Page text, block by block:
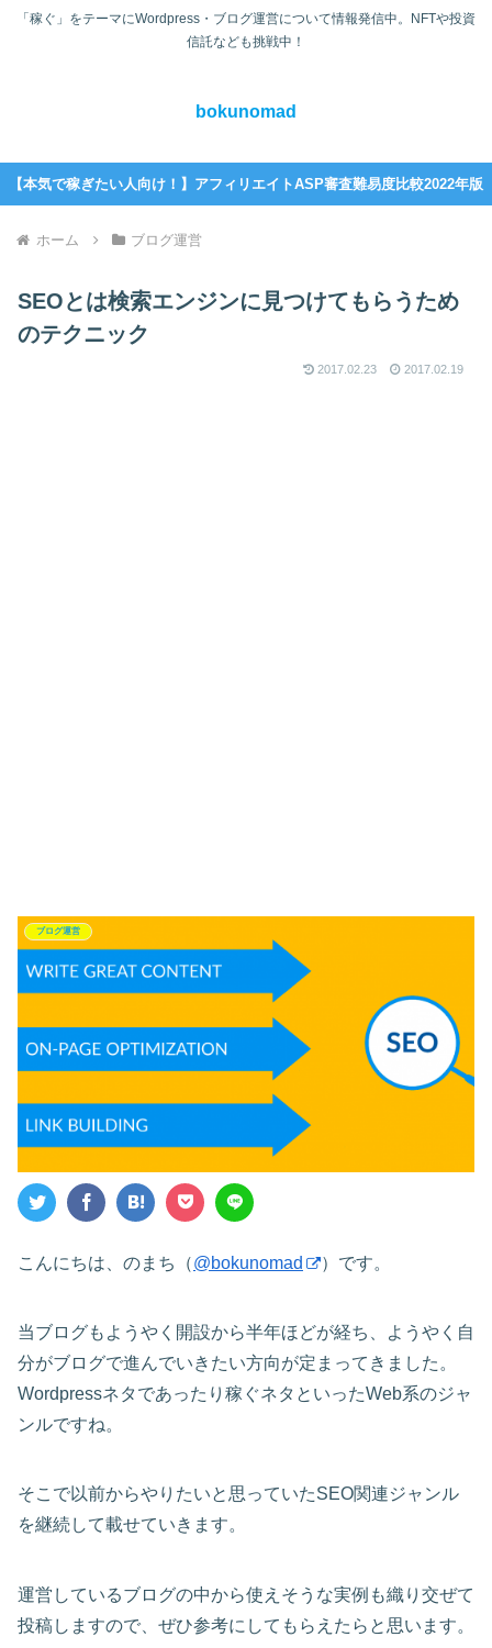
「稼ぐ」をテーマにWordpress・ブログ運営について情報発信中。NFTや投資
信託なども挑戦中！
bokunomad
【本気で稼ぎたい人向け！】アフィリエイトASP審査難易度比較2022年版
ホーム ブログ運営
SEOとは検索エンジンに見つけてもらうため
のテクニック
2017.02.23 2017.02.19
ブログ運営
こんにちは、のまち（@bokunomad ）です。
当ブログもようやく開設から半年ほどが経ち、ようやく自
分がブログで進んでいきたい方向が定まってきました。
Wordpressネタであったり稼ぐネタといったWeb系のジャ
ンルですね。
そこで以前からやりたいと思っていたSEO関連ジャンル
を継続して載せていきます。
運営しているブログの中から使えそうな実例も織り交ぜて
投稿しますので、ぜひ参考にしてもらえたらと思います。